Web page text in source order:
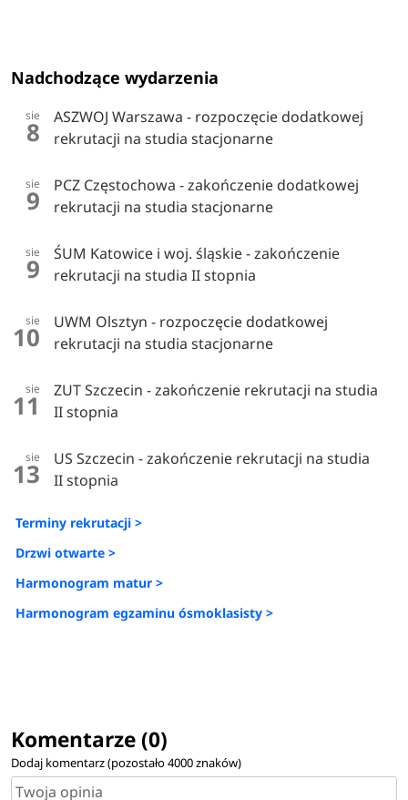
Nadchodzące wydarzenia
sie
8
ASZWOJ Warszawa - rozpoczęcie dodatkowej
rekrutacji na studia stacjonarne
sie
9
PCZ Częstochowa - zakończenie dodatkowej
rekrutacji na studia stacjonarne
sie
9
ŚUM Katowice i woj. śląskie - zakończenie
rekrutacji na studia II stopnia
sie
10
UWM Olsztyn - rozpoczęcie dodatkowej
rekrutacji na studia stacjonarne
sie
11
ZUT Szczecin - zakończenie rekrutacji na studia
II stopnia
sie
13
US Szczecin - zakończenie rekrutacji na studia
II stopnia
Terminy rekrutacji >
Drzwi otwarte >
Harmonogram matur >
Harmonogram egzaminu ósmoklasisty >
Komentarze (0)
Dodaj komentarz (pozostało4000znaków)